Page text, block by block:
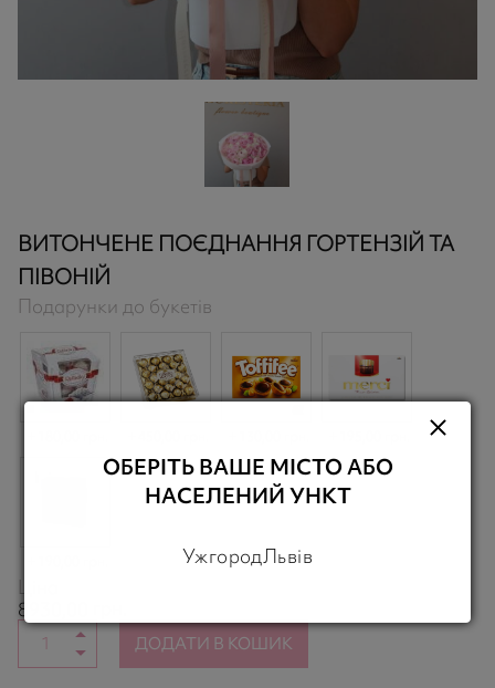
ВИТОНЧЕНЕ ПОЄДНАННЯ ГОРТЕНЗІЙ ТА
ПІВОНІЙ
Подарунки до букетів
8930,00
ДОДАТИ В КОШИК
ОБЕРІТЬ ВАШЕ МІСТО АБО
НАСЕЛЕНИЙ УНКТ
УжгородЛьвів